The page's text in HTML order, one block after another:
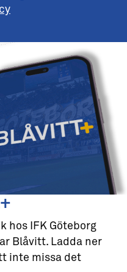
hos IFK Göteborg
Blåvitt. Ladda ner
inte missa det